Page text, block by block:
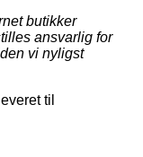
butikker
ansvarlig for
vi nyligst
til